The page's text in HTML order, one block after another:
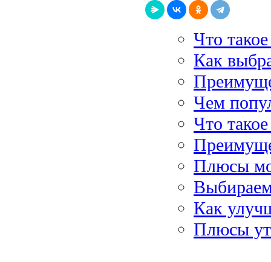
Что
Как
Чем
Что
Плюсы
Как
Плюсы